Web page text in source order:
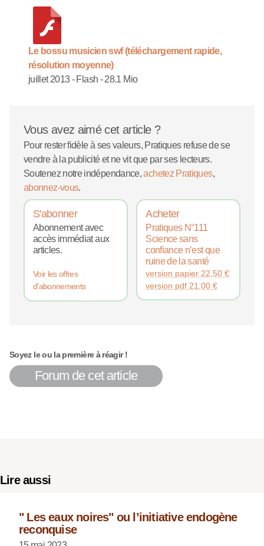
Le bossu musicien swf (téléchargement rapide,
résolution moyenne)
juillet 2013 - Flash -28.1 Mio
Vous avez aimé cet article ?
Pour rester fidèle à ses valeurs, Pratiques refuse de se
vendre à la publicité et ne vit que par ses lecteurs.
Soutenez notre indépendance,achetez Pratiques,
abonnez-vous.
S'abonner
Abonnement avec
accès immédiat aux
articles.
Voir les offres
d'abonnements
Acheter
Pratiques N°111
Science sans
confiance n’est que
ruine de la santé
version papier 22,50€
version pdf 21,00€
Soyez le ou la première à réagir !
Forum de cet article
Lire aussi
" Les eaux noires" ou l’initiative endogène
reconquise